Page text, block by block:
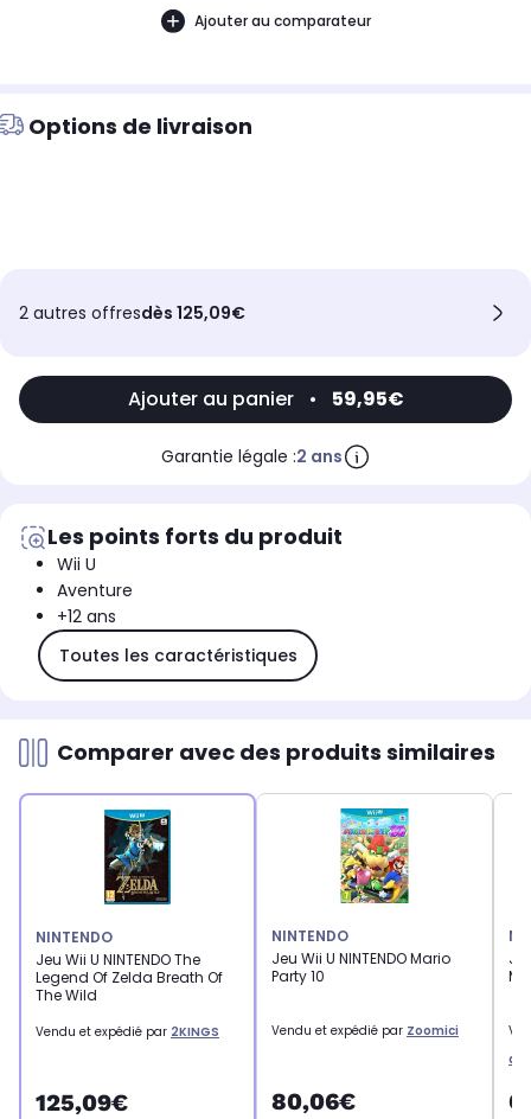
Ajouter au comparateur
Options de livraison
2 autres offresdès 125,09€
Ajouter au panier • 59,95€
Garantie légale :2 ans
Les points forts du produit
Wii U
Aventure
+12 ans
Toutes les caractéristiques
Comparer avec des produits similaires
NINTENDO
Jeu Wii U NINTENDO The
Legend Of Zelda Breath Of
The Wild
Vendu et expédié par 2KINGS
125,09€
NINTENDO
Jeu Wii U NINTENDO Mario
Party 10
Vendu et expédié par Zoomici
80,06€